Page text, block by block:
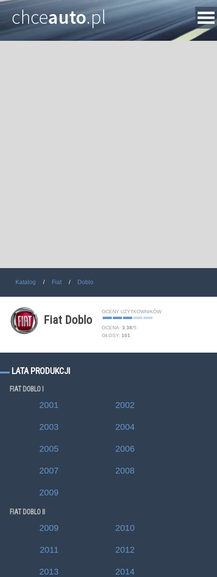
chceauto.pl
Katalog Fiat Doblo
Fiat Doblo
OCENY UŻYTKOWNIKÓW
OCENA: 3.38/5
GŁOSY: 101
LATA PRODUKCJI
FIAT DOBLO I
2001 2002
2003 2004
2005 2006
2007 2008
2009
FIAT DOBLO II
2009 2010
2011 2012
2013 2014